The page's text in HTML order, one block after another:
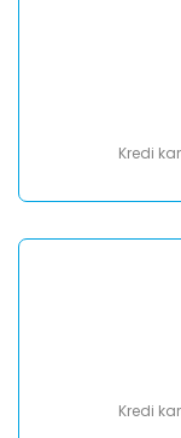
Kredi
Kredi